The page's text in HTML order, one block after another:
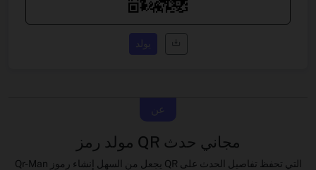
يولد
عن
مولد رمز QR مجاني حدث
Qr-Man يجعل من السهل إنشاء رموز QR التي تحفظ تفاصيل الحدث على